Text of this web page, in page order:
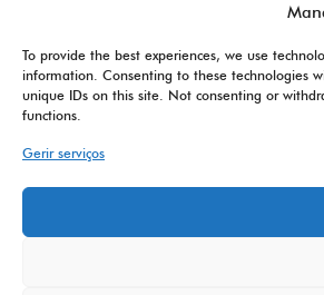
To provide the best experiences, we use
information. Consenting to these technologies
unique IDs on this site. Not consenting or
functions.
Gerir serviços